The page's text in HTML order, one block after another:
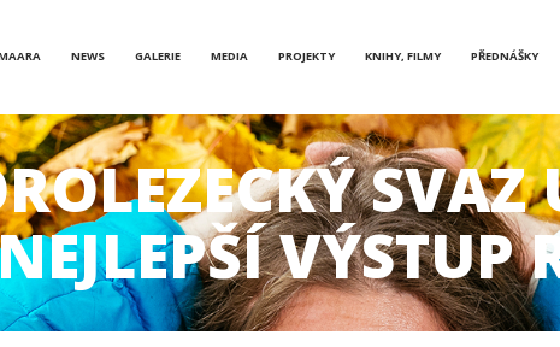
NEWS GALERIE MEDIA PROJEKTY KNIHY, FILMY PŘEDNÁŠKY
VÝSTUP